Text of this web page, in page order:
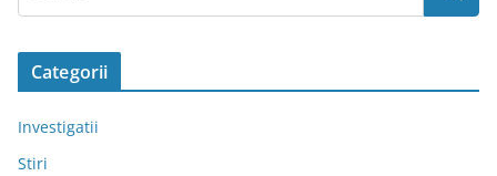
Categorii
Investigatii
Stiri